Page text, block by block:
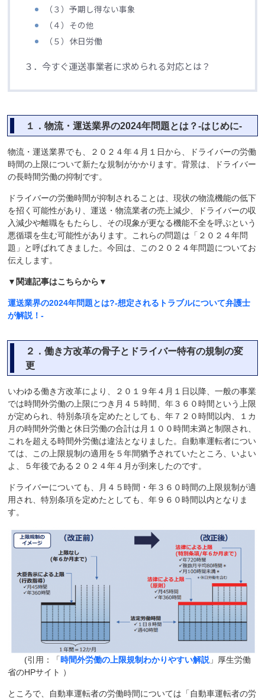
（３）予期し得ない事象
（４）その他
（５）休日労働
３．今すぐ運送事業者に求められる対応とは？
１．物流・運送業界の2024年問題とは？-はじめに-
物流・運送業界でも、２０２４年４月１日から、ドライバーの労働
時間の上限について新たな規制がかかります。背景は、ドライバー
の長時間労働の抑制です。
ドライバーの労働時間が抑制されることは、現状の物流機能の低下
を招く可能性があり、運送・物流業者の売上減少、ドライバーの収
入減少や離職をもたらし、その現象が更なる機能不全を呼ぶという
悪循環を生む可能性があります。これらの問題は「２０２４年問
題」と呼ばれてきました。今回は、この２０２４年問題についてお
伝えします。
▼関連記事はこちらから▼
運送業界の2024年問題とは?-想定されるトラブルについて弁護士
が解説！-
２．働き方改革の骨子とドライバー特有の規制の変
更
いわゆる働き方改革により、２０１９年４月１日以降、一般の事業
では時間外労働の上限につき月４５時間、年３６０時間という上限
が定められ、特別条項を定めたとしても、年７２０時間以内、１カ
月の時間外労働と休日労働の合計は月１００時間未満と制限され、
これを超える時間外労働は違法となりました。自動車運転者につい
ては、この上限規制の適用を５年間猶予されていたところ、いよい
よ、５年後である２０２４年４月が到来したのです。
ドライバーについても、月４５時間・年３６０時間の上限規制が適
用され、特別条項を定めたとしても、年９６０時間以内となりま
す。
(引用：「時間外労働の上限規制わかりやすい解説 」厚生労働
省のHPサイト ）
ところで、自動車運転者の労働時間については「自動車運転者の労